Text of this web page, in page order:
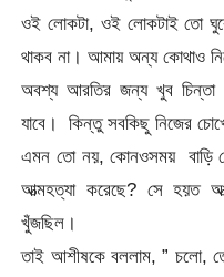
ওই লোকটা, ওই লোকটাই তো ঘুরে
থাকব না। আমায় অন্য কোথাও
অবশ্য আরতির জন্য খুব চিন্তা
যাবে। কিন্তু সবকিছু নিজের
এমন তো নয়, কোনওসময় বাড়ি
আত্মহত্যা করেছে? সে হয়ত
খুঁজছিল।
তাই আশীষকে বললাম, ” চলো,